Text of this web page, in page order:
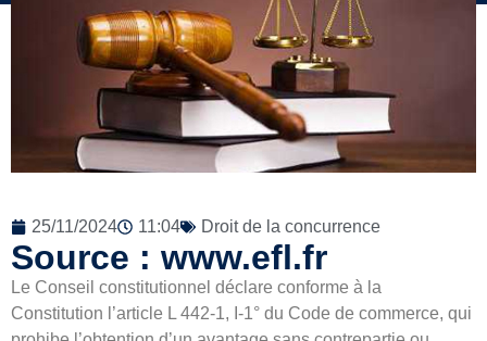
25/11/2024 11:04 Droit de la concurrence
Source : www.efl.fr
Le Conseil constitutionnel déclare conforme à la
Constitution l’article L 442-1, I-1° du Code de commerce, qui